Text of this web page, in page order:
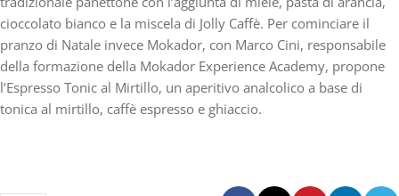
cioccolato bianco e la miscela di Jolly Caffè. Per cominciare il
pranzo di Natale invece Mokador, con Marco Cini, responsabile
della formazione della Mokador Experience Academy, propone
l’Espresso Tonic al Mirtillo, un aperitivo analcolico a base di
tonica al mirtillo, caffè espresso e ghiaccio.